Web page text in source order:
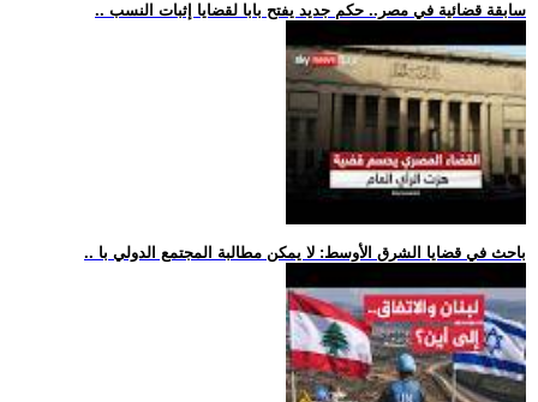
.. سابقة قضائية في مصر.. حكم جديد يفتح بابا لقضايا إثبات النسب
.. باحث في قضايا الشرق الأوسط: لا يمكن مطالبة المجتمع الدولي با